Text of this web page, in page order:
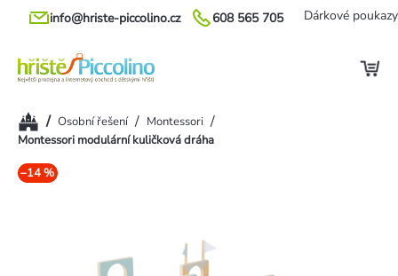
Přejít
608 565 705
info@hriste-piccolino.cz Dárkové poukazy
Domů/ Osobní řešení / Montessori /
Montessori modulární kuličková dráha
–14 %